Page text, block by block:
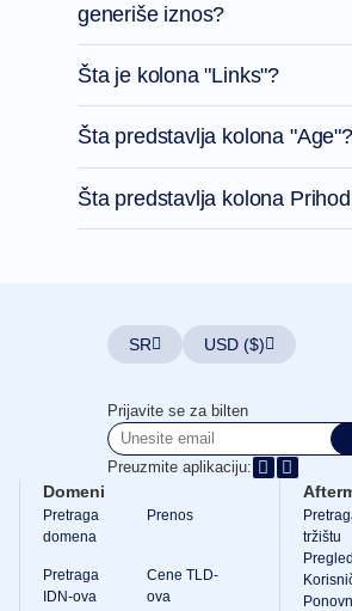
generiše iznos?
Šta je kolona "Links"?
Šta predstavlja kolona "Age"?
Šta predstavlja kolona
SR USD ($)
Prijavite se za bilten
Preuzmite aplikaciju:
Domeni
Pretraga
domena
Prenos
Pretraga
IDN-ova
Cene TLD-
ova
tržištu